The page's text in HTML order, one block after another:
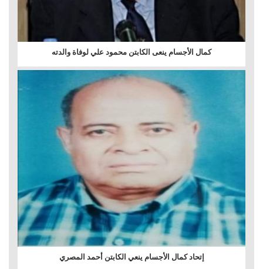
كمال الأجسام ينعى الكابتن محمود علي لوفاة والدته
إتحاد كمال الأجسام ينعي الكابتن أحمد المصري